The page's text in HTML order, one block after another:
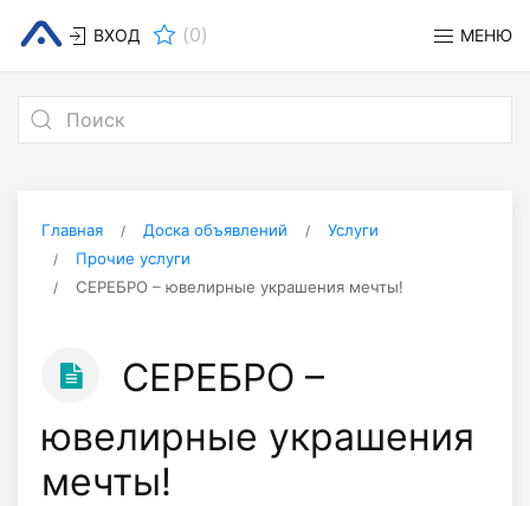
ВХОД (0) МЕНЮ
Главная Доска объявлений
Услуги
Прочие услуги
СЕРЕБРО – ювелирные украшения мечты!
СЕРЕБРО –
ювелирные украшения
мечты!